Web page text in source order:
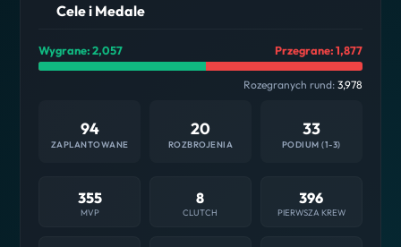
Cele i Medale
Wygrane: 2,057 Przegrane: 1,877
Rozegranych rund: 3,978
94
ZAPLANTOWANE
20
ROZBROJENIA
33
PODIUM (1-3)
355
MVP
8
CLUTCH
396
PIERWSZA KREW